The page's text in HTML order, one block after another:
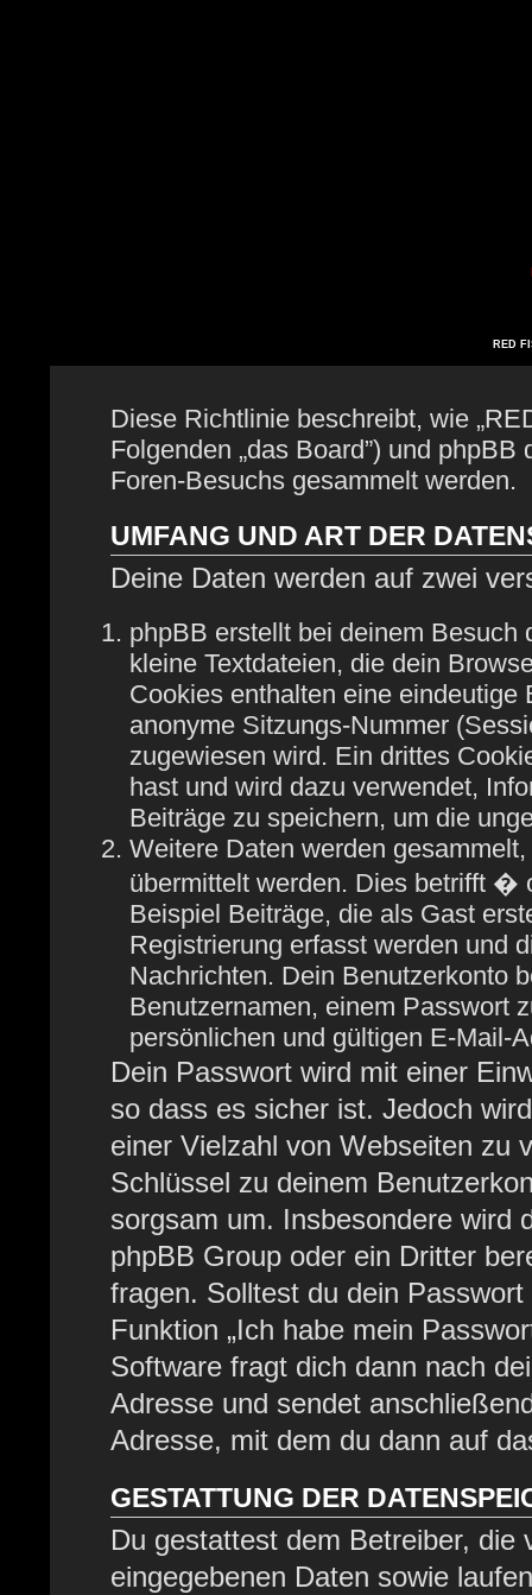
RED
Diese Richtlinie beschreibt, wie
Folgenden „das Board”) und
Foren-Besuchs gesammelt werden.
UMFANG UND ART DER
Deine Daten werden auf zwei
phpBB erstellt bei deinem
kleine Textdateien, die dein
Cookies enthalten eine
anonyme Sitzungs-Nummer
zugewiesen wird. Ein drittes
hast und wird dazu verwendet,
Beiträge zu speichern, um die
Weitere Daten werden
übermittelt werden. Dies betrifft
Beispiel Beiträge, die als Gast
Registrierung erfasst werden und
Nachrichten. Dein Benutzerkonto
Benutzernamen, einem Passwort
persönlichen und gültigen E-Mail-
Dein Passwort wird mit einer
so dass es sicher ist. Jedoch
einer Vielzahl von Webseiten zu
Schlüssel zu deinem
sorgsam um. Insbesondere wird
phpBB Group oder ein Dritter
fragen. Solltest du dein
Funktion „Ich habe mein
Software fragt dich dann nach
Adresse und sendet
Adresse, mit dem du dann auf
GESTATTUNG DER
Du gestattest dem Betreiber, die
eingegebenen Daten sowie